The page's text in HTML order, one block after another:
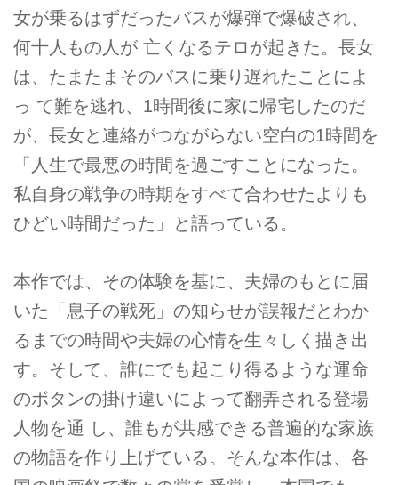
女が乗るはずだったバスが爆弾で爆破され、
何十人もの人が 亡くなるテロが起きた。長女
は、たまたまそのバスに乗り遅れたことによ
っ て難を逃れ、1時間後に家に帰宅したのだ
が、長女と連絡がつながらない空白の1時間を
「人生で最悪の時間を過ごすことになった。
私自身の戦争の時期をすべて合わせたよりも
ひどい時間だった」と語っている。
本作では、その体験を基に、夫婦のもとに届
いた「息子の戦死」の知らせが誤報だとわか
るまでの時間や夫婦の心情を生々しく描き出
す。そして、誰にでも起こり得るような運命
のボタンの掛け違いによって翻弄される登場
人物を通 し、誰もが共感できる普遍的な家族
の物語を作り上げている。そんな本作は、各